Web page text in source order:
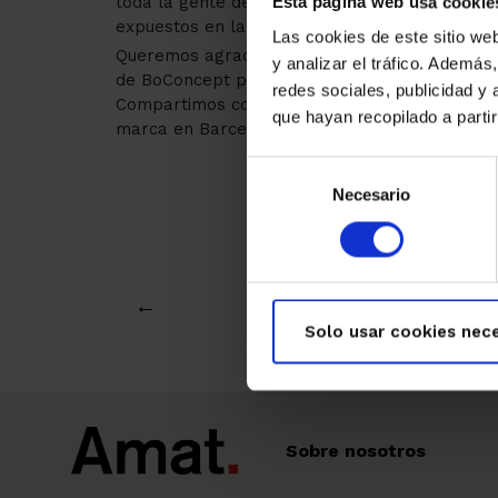
Las cookies de este sitio
y analizar el tráfico.
redes sociales, publicidad y
que hayan recopilado a
consentimiento
Necesario
Solo usar cookies
expuestos en la tienda.
Queremos agradecer a todos los clientes
de BoConcept por ser tan acogedores.
Compartimos con vosotros la entrevista que
marca en Barcelona.
←
Sobre nosotros